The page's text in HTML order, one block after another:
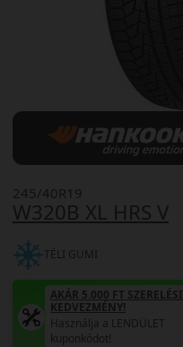
W320B XL HRS V
245/40R19
TÉLI GUMI
AKÁR 5.000 FT SZERELÉSI
KEDVEZMÉNY!
Használja a LENDÜLET
kuponkódot!